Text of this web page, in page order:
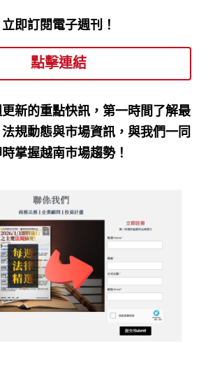
立即訂閱電子週刊！
點擊連結
新的重點快訊，第一時間了解最
規動態與市場資訊，與我們一同
時掌握越南市場趨勢！